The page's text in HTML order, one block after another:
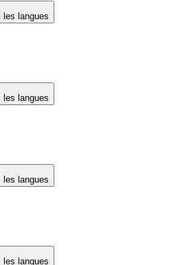
langues
langues
langues
langues